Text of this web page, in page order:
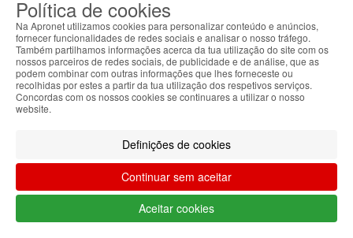
M.2
Sata
M.2
NVMe
HDD
Discos
HDD
Política de cookies
Na Apronet utilizamos cookies para personalizar conteúdo e anúncios,
fornecer funcionalidades de redes sociais e analisar o nosso tráfego.
Também partilhamos informações acerca da tua utilização do site com os
nossos parceiros de redes sociais, de publicidade e de análise, que as
podem combinar com outras informações que lhes forneceste ou
recolhidas por estes a partir da tua utilização dos respetivos serviços.
Concordas com os nossos cookies se continuares a utilizar o nosso
website.
Definições de cookies
Continuar sem aceitar
Aceitar cookies